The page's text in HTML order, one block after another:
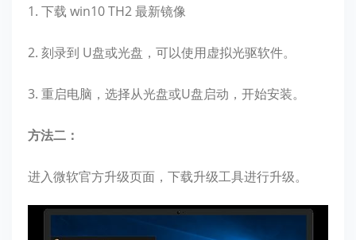
1. 下载 win10 TH2 最新镜像
2. 刻录到 U盘或光盘，可以使用虚拟光驱软件。
3. 重启电脑，选择从光盘或U盘启动，开始安装。
方法二：
进入微软官方升级页面，下载升级工具进行升级。